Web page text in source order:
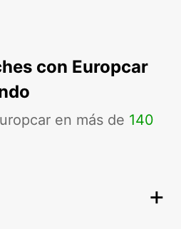
con Europcar
en más de 140